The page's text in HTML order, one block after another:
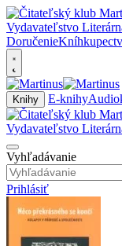
Doručenie
Knihy E-knihy
Vyhľadávanie
Prihlásiť